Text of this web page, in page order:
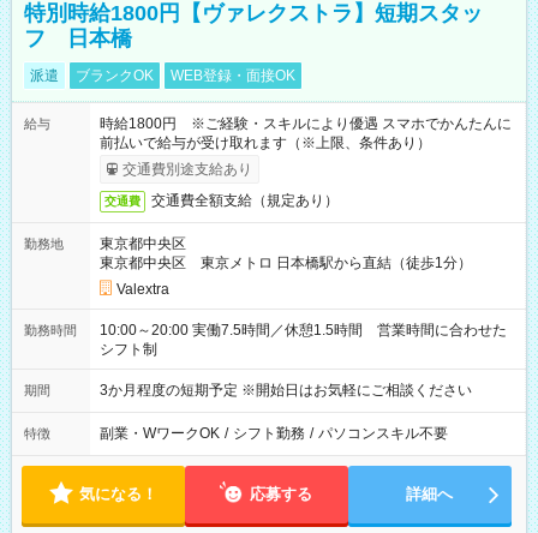
特別時給1800円【ヴァレクストラ】短期スタッ
フ 日本橋
派遣 ブランクOK WEB登録・面接OK
給与
時給1800円 ※ご経験・スキルにより優遇 スマホでかんたんに
前払いで給与が受け取れます（※上限、条件あり）
交通費別途支給あり
交通費 交通費全額支給（規定あり）
勤務地
東京都中央区
東京都中央区 東京メトロ 日本橋駅から直結（徒歩1分）
Valextra
勤務時間
10:00～20:00 実働7.5時間／休憩1.5時間 営業時間に合わせた
シフト制
期間 3か月程度の短期予定 ※開始日はお気軽にご相談ください
特徴 副業・WワークOK / シフト勤務 / パソコンスキル不要
気になる！ 応募する 詳細へ